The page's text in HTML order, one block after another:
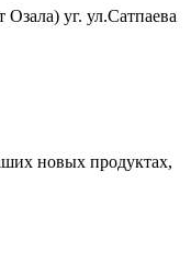
уг. ул.Сатпаева
новых продуктах,